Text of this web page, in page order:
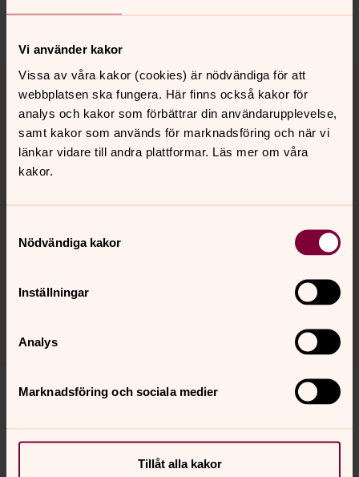
Vi använder kakor
Vissa av våra kakor (cookies) är nödvändiga för att
webbplatsen ska fungera. Här finns också kakor för
analys och kakor som förbättrar din användarupplevelse,
samt kakor som används för marknadsföring och när vi
länkar vidare till andra plattformar. Läs mer om våra
kakor.
Nödvändiga kakor
Inställningar
Analys
Marknadsföring och sociala medier
Tillåt alla kakor
Jennie Jansson
Förskollärare, Svenska kyrkan Hässelby
E-post:jennie.jansson@svenskakyrkan.se
Mer om Jennie Jansson
Synpunkter eller frågor på sidans